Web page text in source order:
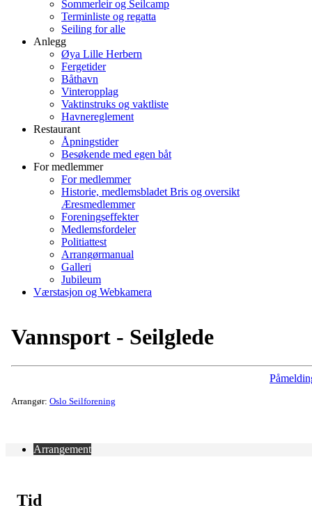
Sommerleir og Seilcamp
Terminliste og regatta
Seiling for alle
Anlegg
Øya Lille Herbern
Fergetider
Båthavn
Vinteropplag
Vaktinstruks og vaktliste
Havnereglement
Restaurant
Åpningstider
Besøkende med egen båt
For medlemmer
For medlemmer
Historie, medlemsbladet Bris og oversikt
Æresmedlemmer
Foreningseffekter
Medlemsfordeler
Politiattest
Arrangørmanual
Galleri
Jubileum
Værstasjon og Webkamera
Vannsport - Seilglede
Arrangør: Oslo Seilforening
Arrangement
Tid